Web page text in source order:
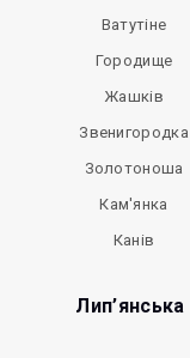
Ватутіне
Городище
Жашків
Звенигородка
Золотоноша
Кам'янка
Канів
Лип’янська